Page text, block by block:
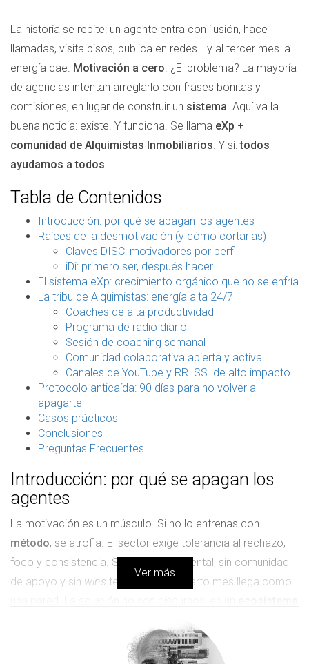
La historia se repite: un agente entra con ilusión, hace
llamadas, visita pisos, publica en redes… y al tercer mes la
energía cae. Motivación a cero. ¿El problema? La mayoría
de agencias intentan arreglarlo con frases bonitas y
comisiones, en lugar de construir un sistema. Aquí va la
buena noticia: existe. Y funciona. Se llama eXp +
comunidad de Alquimistas Inmobiliarios. Y sí:todos
ayudamos a todos.
Tabla de Contenidos
Introducción: por qué se apagan los agentes
Raíces de la desmotivación (y cómo cortarlas)
Claves DISC: motivadores por perfil
iDi: primero ser, después hacer
El sistema eXp: crecimiento orgánico que no se enfría
La tribu de Alquimistas: energía alta 24/7
Coaches de alta productividad
Programa de radio diario
Sesión de coaching semanal
Comunidad colaborativa abierta y activa
Canales de YouTube y RR. SS. de alto impacto
Protocolo anticaída: 90 días para no volver a
apagarte
Casos prácticos
Conclusiones
Preguntas Frecuentes
Introducción: por qué se apagan los
agentes
La motivación es un músculo. Si no lo entrenas con
método, se atrofia. El sector exige tolerancia al rechazo,
foco y consistencia. Sin estructura mental, sin comunidad
de apoyo y sin wins tempranos, el cuarto mes llega como
Raíces de la desmotivación (y cómo
Ver más